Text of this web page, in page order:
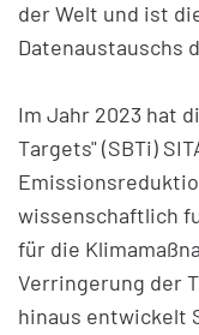
der Welt und ist
Datenaustauschs
Im Jahr 2023 hat
Targets" (SBTi)
wissenschaftlich
für die
Verringerung der
hinaus entwickelt